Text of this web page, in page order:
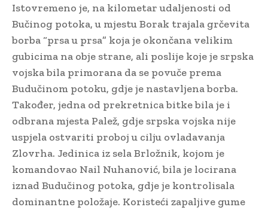
Istovremeno je, na kilometar udaljenosti od
Bučinog potoka, u mjestu Borak trajala grčevita
borba “prsa u prsa” koja je okončana velikim
gubicima na obje strane, ali poslije koje je srpska
vojska bila primorana da se povuče prema
Budučinom potoku, gdje je nastavljena borba.
Također, jedna od prekretnica bitke bila je i
odbrana mjesta Palež, gdje srpska vojska nije
uspjela ostvariti proboj u cilju ovladavanja
Zlovrha. Jedinica iz sela Brložnik, kojom je
komandovao Nail Nuhanović, bila je locirana
iznad Budučinog potoka, gdje je kontrolisala
dominantne položaje. Koristeći zapaljive gume